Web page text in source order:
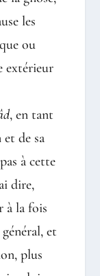
les
ou
extérieur
, en tant
de sa
à cette
dire,
à la fois
et
plus